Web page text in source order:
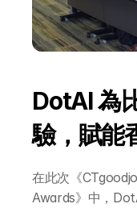
DotAI 為
驗，賦能
在此次《
Awards》中，